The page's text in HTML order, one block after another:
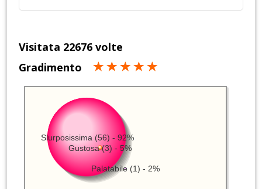
Visitata 22676 volte
Gradimento
Slurposissima (56) - 92%
Gustosa (3) - 5%
Palatabile (1) - 2%